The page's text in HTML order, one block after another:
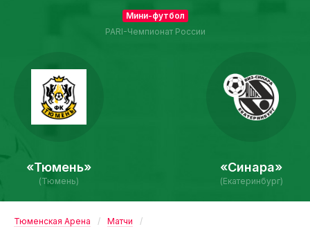
«Тюмень»
(Тюмень)
Мини-футбол
PARI-Чемпионат России
«Синара»
(Екатеринбург)
Тюменская Арена Матчи